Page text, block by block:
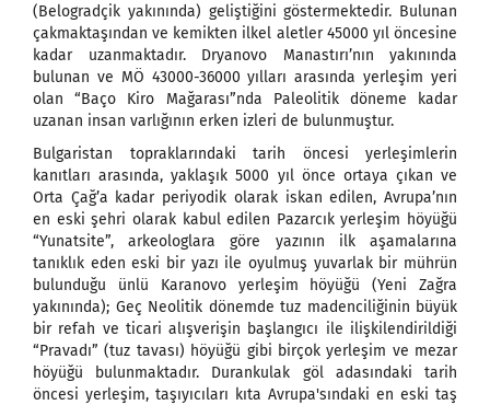
(Belogradçik yakınında) geliştiğini göstermektedir. Bulunan
çakmaktaşından ve kemikten ilkel aletler 45000 yıl öncesine
kadar uzanmaktadır. Dryanovo Manastırı’nın yakınında
bulunan ve MÖ 43000-36000 yılları arasında yerleşim yeri
olan “Baço Kiro Mağarası”nda Paleolitik döneme kadar
uzanan insan varlığının erken izleri de bulunmuştur.
Bulgaristan topraklarındaki tarih öncesi yerleşimlerin
kanıtları arasında, yaklaşık 5000 yıl önce ortaya çıkan ve
Orta Çağ’a kadar periyodik olarak iskan edilen, Avrupa’nın
en eski şehri olarak kabul edilen Pazarcık yerleşim höyüğü
“Yunatsite”, arkeologlara göre yazının ilk aşamalarına
tanıklık eden eski bir yazı ile oyulmuş yuvarlak bir mührün
bulunduğu ünlü Karanovo yerleşim höyüğü (Yeni Zağra
yakınında); Geç Neolitik dönemde tuz madenciliğinin büyük
bir refah ve ticari alışverişin başlangıcı ile ilişkilendirildiği
“Pravadı” (tuz tavası) höyüğü gibi birçok yerleşim ve mezar
höyüğü bulunmaktadır. Durankulak göl adasındaki tarih
öncesi yerleşim, taşıyıcıları kıta Avrupa'sındaki en eski taş